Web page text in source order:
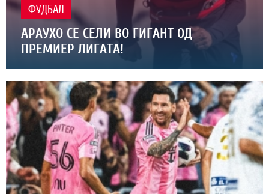
ФУДБАЛ
АРАУХО СЕ СЕЛИ ВО ГИГАНТ ОД
ПРЕМИЕР ЛИГАТА!